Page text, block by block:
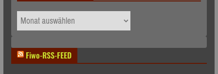
Archiv
nach
Fiwo-RSS-FEED